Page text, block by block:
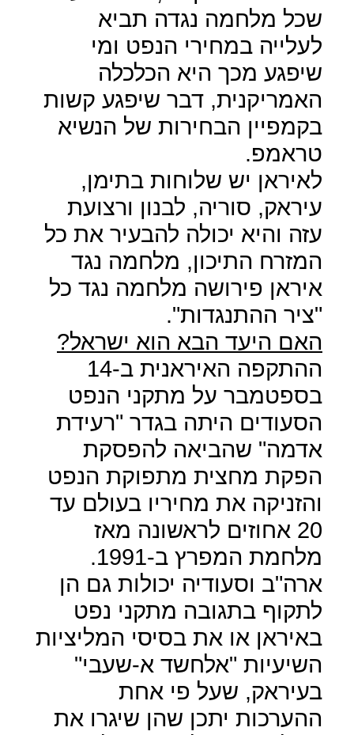
שכל מלחמה נגדה תביא
לעלייה במחירי הנפט ומי
שיפגע מכך היא הכלכלה
האמריקנית, דבר שיפגע קשות
בקמפיין הבחירות של הנשיא
טראמפ.
לאיראן יש שלוחות בתימן,
עיראק, סוריה, לבנון ורצועת
עזה והיא יכולה להבעיר את כל
המזרח התיכון, מלחמה נגד
איראן פירושה מלחמה נגד כל
"ציר ההתנגדות".
האם היעד הבא הוא ישראל?
ההתקפה האיראנית ב-14
בספטמבר על מתקני הנפט
הסעודים היתה בגדר "רעידת
אדמה" שהביאה להפסקת
הפקת מחצית מתפוקת הנפט
והזניקה את מחיריו בעולם עד
20 אחוזים לראשונה מאז
מלחמת המפרץ ב-1991.
ארה"ב וסעודיה יכולות גם הן
לתקוף בתגובה מתקני נפט
באיראן או את בסיסי המליציות
השיעיות "אלחשד א-שעבי"
בעיראק, שעל פי אחת
ההערכות יתכן שהן שיגרו את